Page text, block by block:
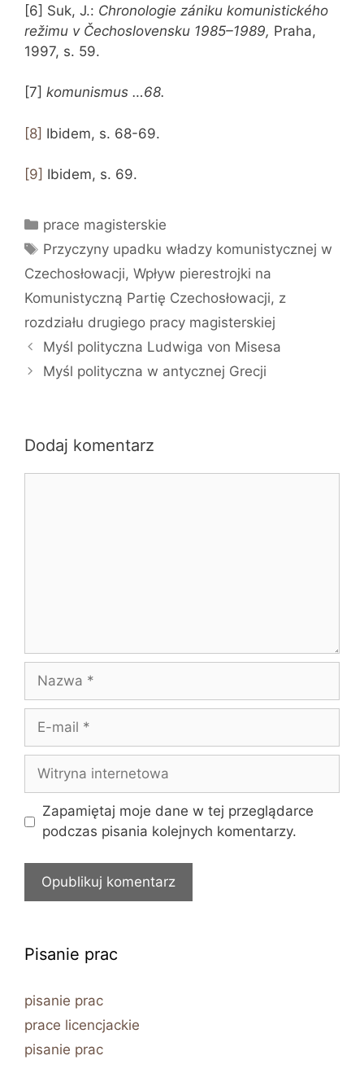
[6] Suk, J.: Chronologie zániku komunistického
režimu v Čechoslovensku 1985–1989, Praha,
1997, s. 59.
[7] komunismus …68.
[8] Ibidem, s. 68-69.
[9] Ibidem, s. 69.
Kategorie
prace magisterskie
Tagi
Przyczyny upadku władzy komunistycznej w
Czechosłowacji, Wpływ pierestrojki na
Komunistyczną Partię Czechosłowacji, z
rozdziału drugiego pracy magisterskiej
Myśl polityczna Ludwiga von Misesa
Myśl polityczna w antycznej Grecji
Dodaj komentarz
Nazwa
Witryna
internetowa
Zapamiętaj moje dane w tej przeglądarce
podczas pisania kolejnych komentarzy.
Pisanie prac
pisanie prac
prace licencjackie
pisanie prac